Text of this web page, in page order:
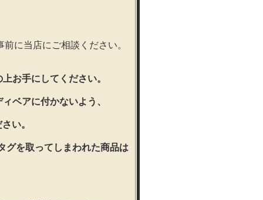
に当店にご相談ください。
お手にしてください。
ベアに付かないよう、
い。
グを取ってしまわれた商品は